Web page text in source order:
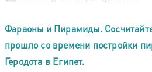
Фараоны и Пирамиды.
прошло со времени постройки
Геродота в Египет.